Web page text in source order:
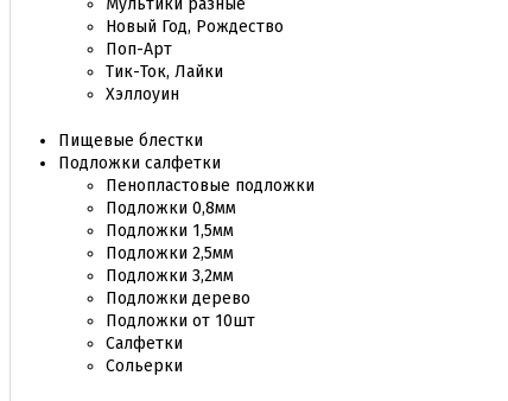
Мультики разные
Новый Год, Рождество
Поп-Арт
Тик-Ток, Лайки
Хэллоуин
Пищевые блестки
Подложки салфетки
Пенопластовые подложки
Подложки 0,8мм
Подложки 1,5мм
Подложки 2,5мм
Подложки 3,2мм
Подложки дерево
Подложки от 10шт
Салфетки
Сольерки